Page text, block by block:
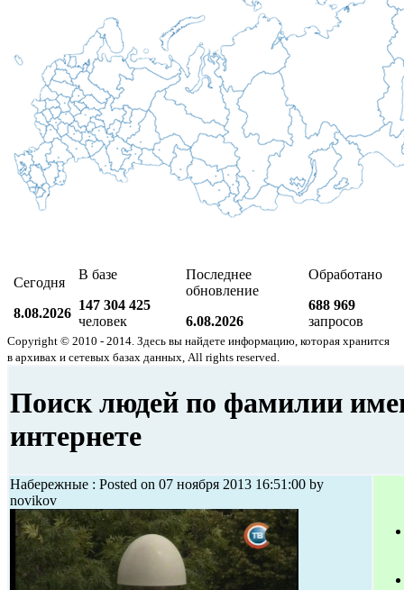
Сегодня
8.08.2026
В базе
147 304 425
человек
Последнее
обновление
6.08.2026
Обработано
688 969
запросов
Copyright © 2010 - 2014. Здесь вы найдете информацию, которая хранится
в архивах и сетевых базах данных, All rights reserved.
Поиск людей по фамилии
интернете
Набережные : Posted on 07 ноября 2013 16:51:00 by
novikov